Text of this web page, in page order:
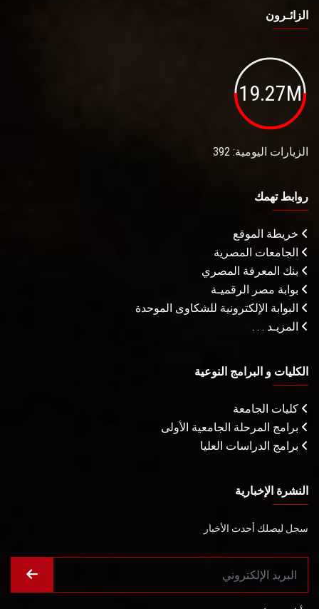
الزائـرون
19.27M
الزيارات اليومية: 392
روابط تهمك
خريطة الموقع
الجامعات المصرية
بنك المعرفة المصري
بوابة مصر الرقميـة
البوابة الإلكترونية للشكاوى الموحدة
المزيـد . . .
الكليات و البرامج النوعية
كليات الجامعة
برامج المرحلة الجامعية الأولى
برامج الدراسات العليا
النشرة الإخبارية
سجل ليصلك أحدث الأخبار